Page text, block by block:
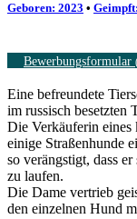
Geboren: 2023 •
Bewerbungsformular
Eine befreundete
im russisch besetzten
Die Verkäuferin eines
einige Straßenhunde
so verängstigt, dass
zu laufen.
Die Dame vertrieb
den einzelnen Hund